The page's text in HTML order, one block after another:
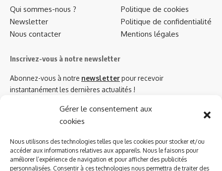
Gérer le consentement aux
cookies
Nous utilisons des technologies telles que les cookies pour stocker et/ou
accéder aux informations relatives aux appareils. Nous le faisons pour
améliorer l’expérience de navigation et pour afficher des publicités
personnalisées. Consentir à ces technologies nous permettra de traiter des
Qui sommes-nous ?
Newsletter
Nous contacter
Politique de cookies
Politique de confidentialité
Mentions légales
Inscrivez-vous à notre newsletter
Abonnez-vous à notre newsletterpour recevoir
instantanément les dernières actualités !
Azinat.com TV soutient